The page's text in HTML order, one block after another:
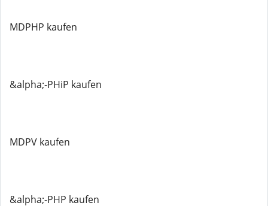
MDPHP kaufen
&alpha;-PHiP kaufen
MDPV kaufen
&alpha;-PHP kaufen